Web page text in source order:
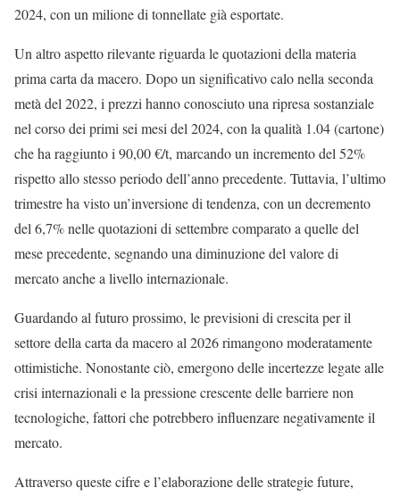
2024, con un milione di tonnellate già esportate.
Un altro aspetto rilevante riguarda le quotazioni della materia
prima carta da macero. Dopo un significativo calo nella seconda
metà del 2022, i prezzi hanno conosciuto una ripresa sostanziale
nel corso dei primi sei mesi del 2024, con la qualità 1.04 (cartone)
che ha raggiunto i 90,00 €/t, marcando un incremento del 52%
rispetto allo stesso periodo dell’anno precedente. Tuttavia, l’ultimo
trimestre ha visto un’inversione di tendenza, con un decremento
del 6,7% nelle quotazioni di settembre comparato a quelle del
mese precedente, segnando una diminuzione del valore di
mercato anche a livello internazionale.
Guardando al futuro prossimo, le previsioni di crescita per il
settore della carta da macero al 2026 rimangono moderatamente
ottimistiche. Nonostante ciò, emergono delle incertezze legate alle
crisi internazionali e la pressione crescente delle barriere non
tecnologiche, fattori che potrebbero influenzare negativamente il
mercato.
Attraverso queste cifre e l’elaborazione delle strategie future,